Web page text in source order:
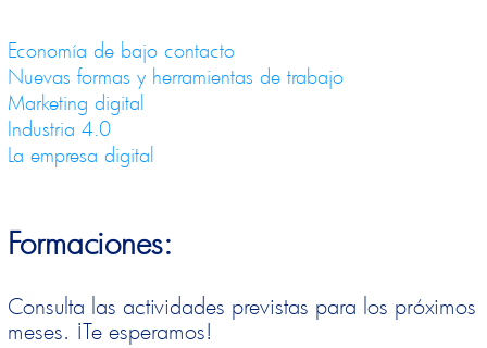
Economía de bajo contacto
Nuevas formas y herramientas de trabajo
Marketing digital
Industria 4.0
La empresa digital
Formaciones:
Consulta las actividades previstas para los próximos
meses. ¡Te esperamos!